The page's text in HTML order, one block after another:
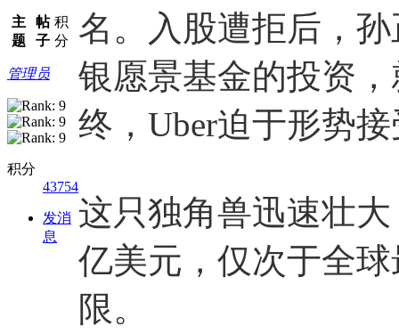
主
题
帖
子
积
分
管理员
积分
43754
发消
息
名。入股遭拒后，
银愿景基金的投资
终，Uber迫于形势
这只独角兽迅速壮
亿美元，仅次于全
限。